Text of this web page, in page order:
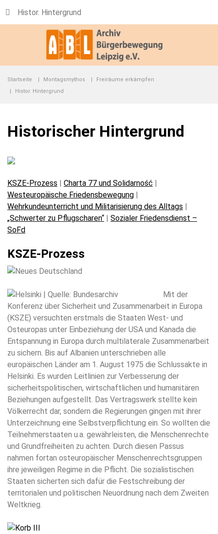
Histor. Hintergrund
Startseite Montagsmythos
Freiräume erkämpfen
Histor. Hintergrund
Historischer Hintergrund
KSZE-Prozess | Charta 77 und Solidarność |
Westeuropäische Friedensbewegung |
Wehrkundeunterricht und Militarisierung des Alltags |
„Schwerter zu Pflugscharen“ | Sozialer Friedensdienst –
SoFd
KSZE-Prozess
Mit der
Konferenz über Sicherheit und Zusammenarbeit in Europa
(KSZE) versuchten erstmals die Staaten West- und
Osteuropas unter Einbeziehung der USA und Kanada die
Entspannung in Europa durch multilaterale Zusammenarbeit
zu sichern. Bis auf Albanien unterschrieben alle
europäischen Länder am 1. August 1975 die Schlussakte in
Helsinki. Es wurden Leitlinien zur Verbesserung der
sicherheitspolitischen, wirtschaftlichen und humanitären
Beziehungen aufgestellt. Das Vertragswerk stellte kein
Völkerrecht dar, sondern die Regierungen gingen mit ihrer
Unterzeichnung eine Selbstverpflichtung ein. So wollten die
Teilnehmerstaaten u.a. gewährleisten, die Menschenrechte
und Grundfreiheiten zu achten. Durch diesen Passus
nahmen fortan osteuropäischer Menschenrechtsgruppen
ihre jeweiligen Regime in die Pflicht. Die sozialistischen
Staaten sicherten sich dafür die Festschreibung der
territorialen und politischen Neuordnung nach dem Zweiten
Weltkrieg.